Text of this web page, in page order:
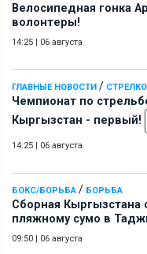
Велосипедная гонка
волонтеры!
14:25 | 06 августа
ГЛАВНЫЕ НОВОСТИ /
Чемпионат по
Кыргызстан - первый!
14:25 | 06 августа
БОКС/БОРЬБА / БОРЬБА
Сборная Кыргызстана
пляжному сумо в
09:50 | 06 августа